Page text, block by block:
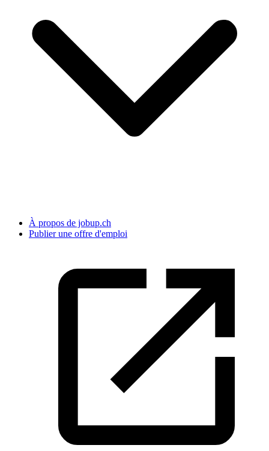
À propos de jobup.ch
Publier une offre d'emploi